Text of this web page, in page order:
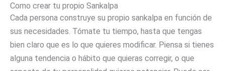
Como crear tu propio Sankalpa
Cada persona construye su propio sankalpa en función de
sus necesidades. Tómate tu tiempo, hasta que tengas
bien claro que es lo que quieres modificar. Piensa si tienes
alguna tendencia o hábito que quieras corregir, o que